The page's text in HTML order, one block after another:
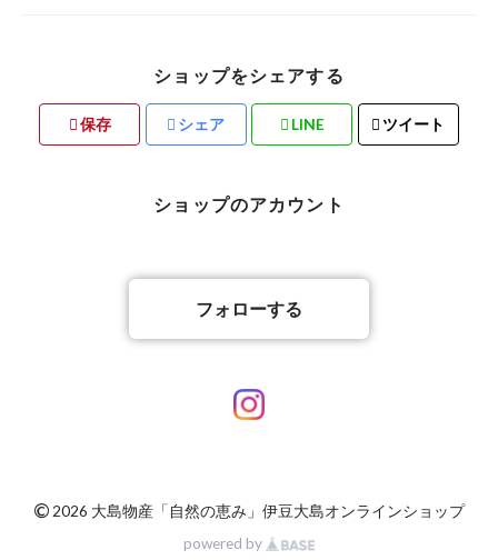
ショップをシェアする
保存 シェア LINE ツイート
ショップのアカウント
フォローする
©2026 大島物産「自然の恵み」伊豆大島オンラインショップ
powered by